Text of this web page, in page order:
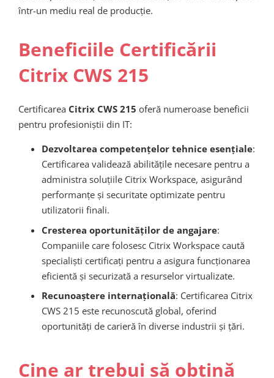
într-un mediu real de producție.
Beneficiile Certificării
Citrix CWS 215
Certificarea Citrix CWS 215 oferă numeroase beneficii
pentru profesioniștii din IT:
Dezvoltarea competențelor tehnice esențiale:
Certificarea validează abilitățile necesare pentru a
administra soluțiile Citrix Workspace, asigurând
performanțe și securitate optimizate pentru
utilizatorii finali.
Cresterea oportunităților de angajare:
Companiile care folosesc Citrix Workspace caută
specialiști certificați pentru a asigura funcționarea
eficientă și securizată a resurselor virtualizate.
Recunoaștere internațională: Certificarea Citrix
CWS 215 este recunoscută global, oferind
oportunități de carieră în diverse industrii și țări.
Cine ar trebui să obțină